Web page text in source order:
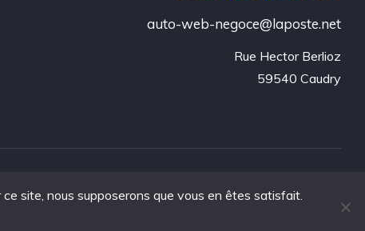
auto-web-negoce@laposte.net
Rue Hector Berlioz
59540 Caudry
site, nous supposerons que vous en êtes satisfait.